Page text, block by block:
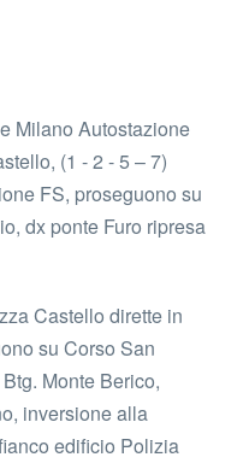
Milano Autostazione
(1 - 2 - 5 – 7)
FS, proseguono su
dx ponte Furo ripresa
Castello dirette in
su Corso San
Monte Berico,
inversione alla
edificio Polizia